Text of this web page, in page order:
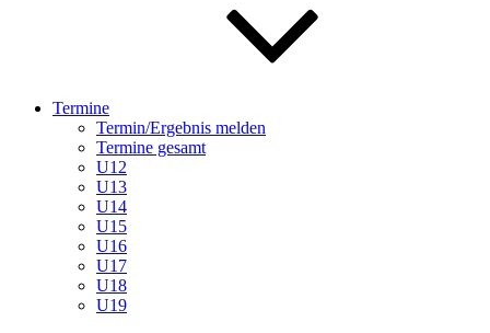
Termine
Termin/Ergebnis melden
Termine gesamt
U12
U13
U14
U15
U16
U17
U18
U19